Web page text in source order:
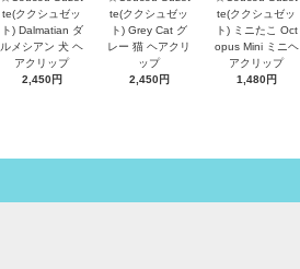
te(ククシュゼッ
ト) Dalmatian ダ
ルメシアン 犬 ヘ
アクリップ
2,450円
te(ククシュゼッ
ト) Grey Cat グ
レー 猫 ヘアクリ
ップ
2,450円
te(ククシュゼッ
ト) ミニたこ Oct
opus Mini ミニヘ
アクリップ
1,480円